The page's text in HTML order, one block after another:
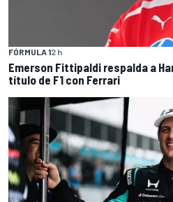
FÓRMULA 12 h
Emerson Fittipaldi respalda a
título de F1 con Ferrari